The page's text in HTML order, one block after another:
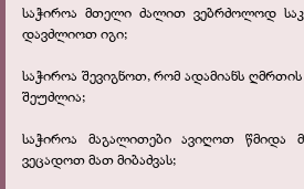
საჭიროა მთელი ძალით ვებრძოლოდ
დავძლიოთ იგი;
საჭიროა შევიგნოთ, რომ ადამიანს ღმრთის
შეუძლია;
საჭიროა მაგალითები ავიღოთ წმიდა
ვეცადოთ მათ მიბაძვას;